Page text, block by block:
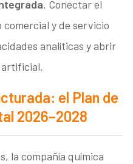
. Conectar el
y de servicio
analíticas y abrir
artificial.
el Plan de
2026–2028
la compañía química